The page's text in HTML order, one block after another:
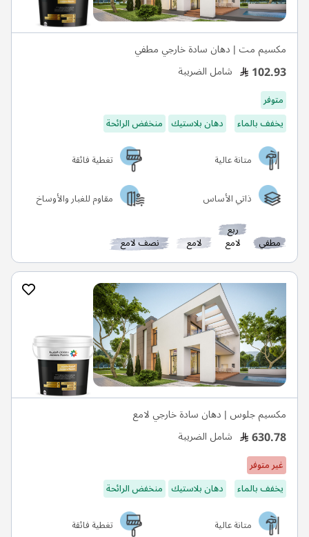
مكسيم مت | دهان سادة خارجي مطفي
102.93 شامل الضريبة
متوفر
يخفف بالماء
دهان بلاستيك منخفض الرائحة
متانة عالية
تغطية فائقة
ذاتي الأساس
مقاوم للغبار والأوساخ
مطفي
ربع
لامع لامع نصف لامع
مكسيم جلوس | دهان سادة خارجي لامع
630.78 شامل الضريبة
غير متوفر
يخفف بالماء
دهان بلاستيك منخفض الرائحة
متانة عالية
تغطية فائقة